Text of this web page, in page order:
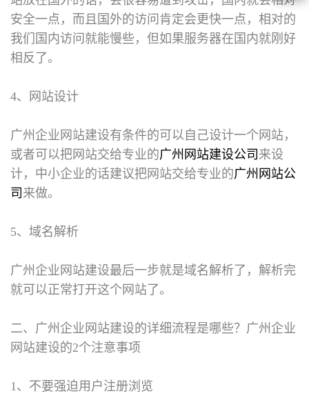
安全一点，而且国外的访问肯定会更快一点，相对的
我们国内访问就能慢些，但如果服务器在国内就刚好
相反了。
4、网站设计
广州企业网站建设有条件的可以自己设计一个网站，
或者可以把网站交给专业的广州网站建设公司 来设
计，中小企业的话建议把网站交给专业的广州网站公
司 来做。
5、域名解析
广州企业网站建设最后一步就是域名解析了，解析完
就可以正常打开这个网站了。
二、广州企业网站建设的详细流程是哪些？广州企业
网站建设的2个注意事项
1、不要强迫用户注册浏览